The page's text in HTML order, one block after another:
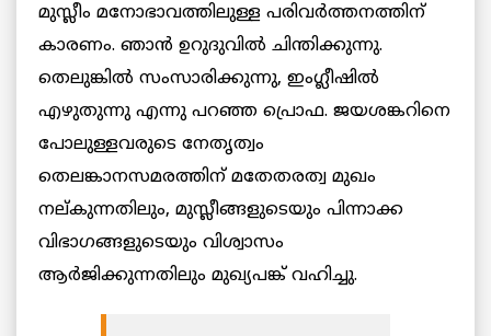
മുസ്ലീം മനോഭാവത്തിലുള്ള പരിവര്‍ത്തനത്തിന്
കാരണം. ഞാന്‍ ഉറുദുവില്‍ ചിന്തിക്കുന്നു.
തെലുങ്കില്‍ സംസാരിക്കുന്നു, ഇംഗ്ലീഷില്‍
എഴുതുന്നു എന്നു പറഞ്ഞ പ്രൊഫ. ജയശങ്കറിനെ
പോലുള്ളവരുടെ നേതൃത്വം
തെലങ്കാനസമരത്തിന് മതേതരത്വ മുഖം
നല്കുന്നതിലും, മുസ്ലീങ്ങളുടെയും പിന്നാക്ക
വിഭാഗങ്ങളുടെയും വിശ്വാസം
ആര്‍ജിക്കുന്നതിലും മുഖ്യപങ്ക് വഹിച്ചു.